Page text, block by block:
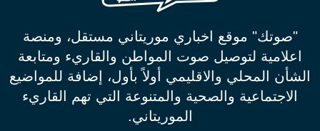
"صوتك" موقع اخباري موريتاني مستقل، ومنصة
اعلامية لتوصيل صوت المواطن والقاريء ومتابعة
الشأن المحلي والاقليمي أولاً بأول، إضافة للمواضيع
الاجتماعية والصحية والمتنوعة التي تهم القاريء
الموريتاني.